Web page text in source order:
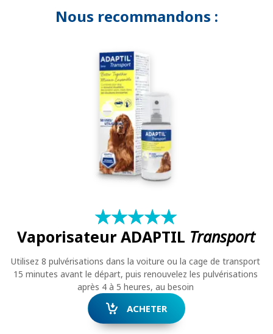
Nous recommandons :
★★★★★
☆☆☆☆☆
Vaporisateur ADAPTIL Transport
Utilisez 8 pulvérisations dans la voiture ou la cage de transport
15 minutes avant le départ, puis renouvelez les pulvérisations
après 4 à 5 heures, au besoin
ACHETER